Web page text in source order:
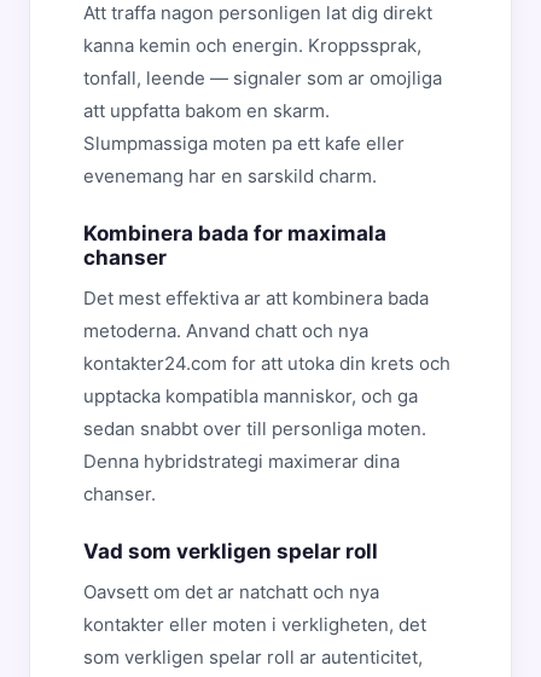
Att traffa nagon personligen lat dig direkt
kanna kemin och energin. Kroppssprak,
tonfall, leende — signaler som ar omojliga
att uppfatta bakom en skarm.
Slumpmassiga moten pa ett kafe eller
evenemang har en sarskild charm.
Kombinera bada for maximala
chanser
Det mest effektiva ar att kombinera bada
metoderna. Anvand chatt och nya
kontakter24.com for att utoka din krets och
upptacka kompatibla manniskor, och ga
sedan snabbt over till personliga moten.
Denna hybridstrategi maximerar dina
chanser.
Vad som verkligen spelar roll
Oavsett om det ar natchatt och nya
kontakter eller moten i verkligheten, det
som verkligen spelar roll ar autenticitet,